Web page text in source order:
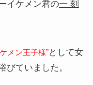
イケメン君の一 刻
メン王子様”として女
びていました。